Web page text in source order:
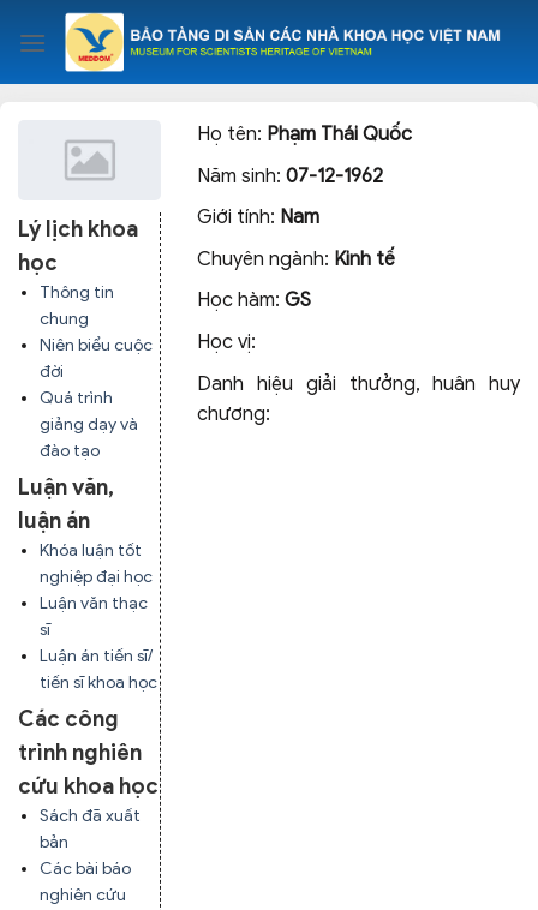
content
Lý lịch khoa
học
Thông tin
chung
Niên biểu cuộc
đời
Quá trình
giảng dạy và
đào tạo
Luận văn,
luận án
Khóa luận tốt
nghiệp đại học
Luận văn thạc
sĩ
Luận án tiến sĩ/
tiến sĩ khoa học
Các công
trình nghiên
cứu khoa học
Sách đã xuất
bản
Các bài báo
nghiên cứu
Họ tên: Phạm Thái Quốc
Năm sinh:07-12-1962
Giới tính: Nam
Chuyên ngành: Kinh tế
Học hàm:GS
Học vị:
Danh hiệu giải thưởng, huân huy
chương: